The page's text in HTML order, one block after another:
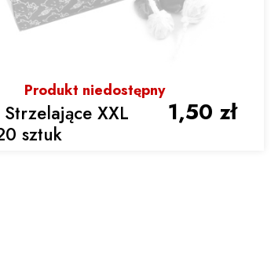
Produkt niedostępny
Strzelające XXL
sztuk
1,50 zł